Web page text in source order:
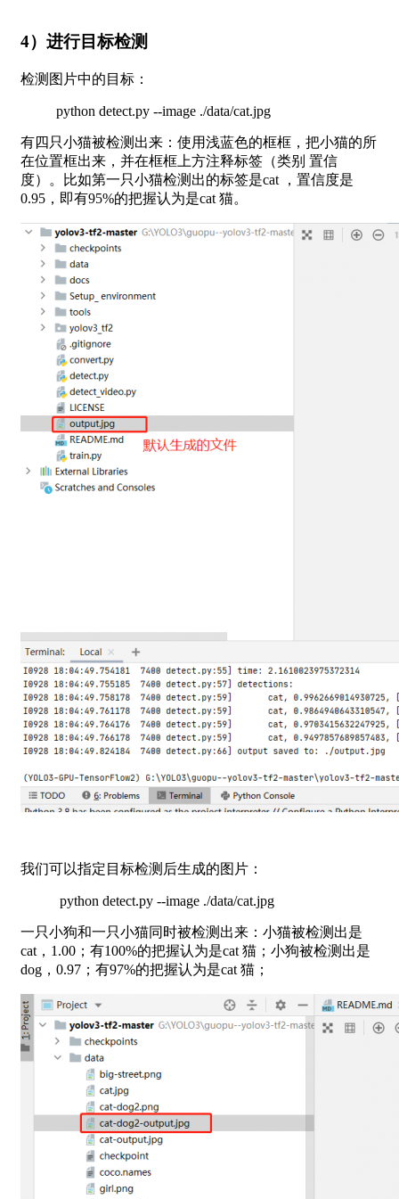
4）进行目标检测
检测图片中的目标：
python detect.py --image ./data/cat.jpg
有四只小猫被检测出来：使用浅蓝色的框框，把小猫的所
在位置框出来，并在框框上方注释标签（类别 置信
度）。比如第一只小猫检测出的标签是cat ，置信度是
0.95，即有95%的把握认为是cat 猫。
我们可以指定目标检测后生成的图片：
python detect.py --image ./data/cat.jpg
一只小狗和一只小猫同时被检测出来：小猫被检测出是
cat，1.00；有100%的把握认为是cat 猫；小狗被检测出是
dog，0.97；有97%的把握认为是cat 猫；